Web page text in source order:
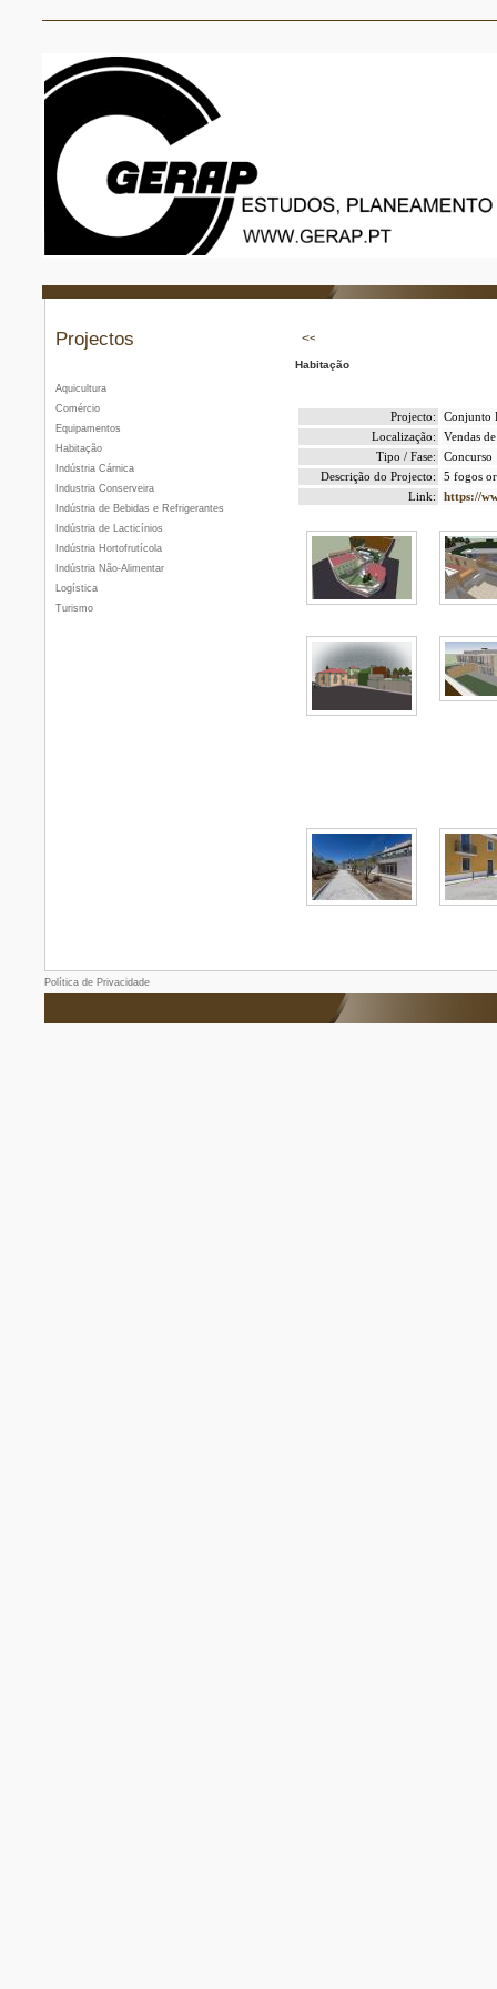
Projectos
Aquicultura
Comércio
Equipamentos
Habitação
Indústria Cárnica
Industria Conserveira
Indústria de Bebidas e Refrigerantes
Indústria de Lacticínios
Indústria Hortofrutícola
Indústria Não-Alimentar
Logística
Turismo
Habitação
Projecto:
Conjunto
Localização:
Vendas
Tipo / Fase:
Concurso
Descrição do Projecto:
5 fogos
Link:
https://
Política de Privacidade